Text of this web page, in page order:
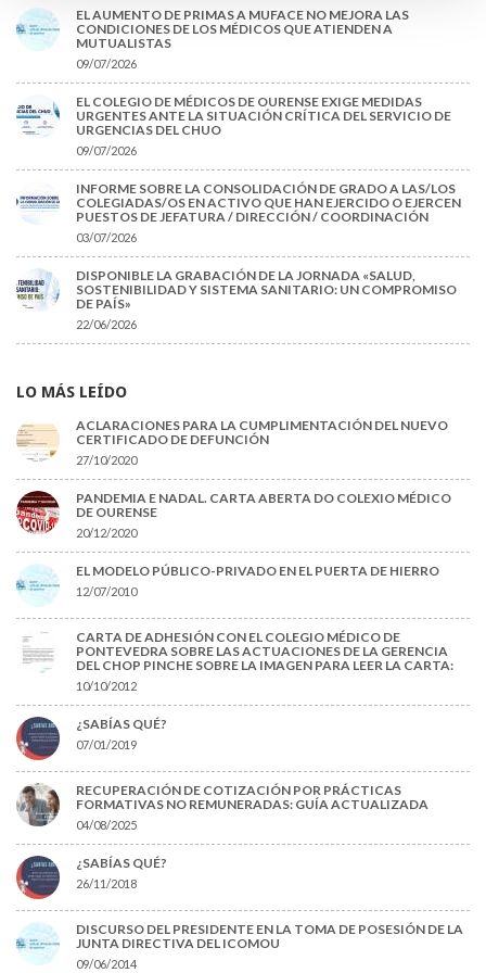
EL AUMENTO DE PRIMAS A MUFACE NO MEJORA LAS
CONDICIONES DE LOS MÉDICOS QUE ATIENDEN A
MUTUALISTAS
09/07/2026
EL COLEGIO DE MÉDICOS DE OURENSE EXIGE MEDIDAS
URGENTES ANTE LA SITUACIÓN CRÍTICA DEL SERVICIO DE
URGENCIAS DEL CHUO
09/07/2026
INFORME SOBRE LA CONSOLIDACIÓN DE GRADO A LAS/LOS
COLEGIADAS/OS EN ACTIVO QUE HAN EJERCIDO O EJERCEN
PUESTOS DE JEFATURA / DIRECCIÓN / COORDINACIÓN
03/07/2026
DISPONIBLE LA GRABACIÓN DE LA JORNADA «SALUD,
SOSTENIBILIDAD Y SISTEMA SANITARIO: UN COMPROMISO
DE PAÍS»
22/06/2026
LO MÁS LEÍDO
ACLARACIONES PARA LA CUMPLIMENTACIÓN DEL NUEVO
CERTIFICADO DE DEFUNCIÓN
27/10/2020
PANDEMIA E NADAL. CARTA ABERTA DO COLEXIO MÉDICO
DE OURENSE
20/12/2020
EL MODELO PÚBLICO-PRIVADO EN EL PUERTA DE HIERRO
12/07/2010
CARTA DE ADHESIÓN CON EL COLEGIO MÉDICO DE
PONTEVEDRA SOBRE LAS ACTUACIONES DE LA GERENCIA
DEL CHOP PINCHE SOBRE LA IMAGEN PARA LEER LA CARTA:
10/10/2012
¿SABÍAS QUÉ?
07/01/2019
RECUPERACIÓN DE COTIZACIÓN POR PRÁCTICAS
FORMATIVAS NO REMUNERADAS: GUÍA ACTUALIZADA
04/08/2025
¿SABÍAS QUÉ?
26/11/2018
DISCURSO DEL PRESIDENTE EN LA TOMA DE POSESIÓN DE LA
JUNTA DIRECTIVA DEL ICOMOU
09/06/2014